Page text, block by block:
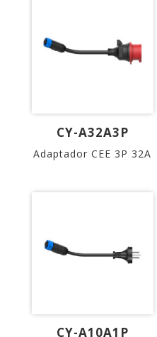
CY-A32A3P
Adaptador CEE 3P 32A
CY-A10A1P